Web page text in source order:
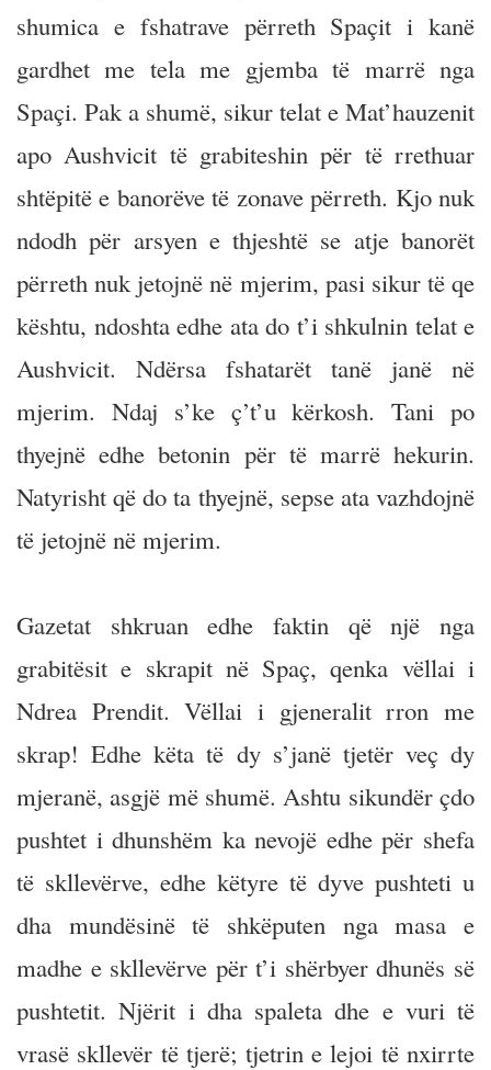
shumica e fshatrave përreth Spaçit i kanë
gardhet me tela me gjemba të marrë nga
Spaçi. Pak a shumë, sikur telat e Mat’hauzenit
apo Aushvicit të grabiteshin për të rrethuar
shtëpitë e banorëve të zonave përreth. Kjo nuk
ndodh për arsyen e thjeshtë se atje banorët
përreth nuk jetojnë në mjerim, pasi sikur të qe
kështu, ndoshta edhe ata do t’i shkulnin telat e
Aushvicit. Ndërsa fshatarët tanë janë në
mjerim. Ndaj s’ke ç’t’u kërkosh. Tani po
thyejnë edhe betonin për të marrë hekurin.
Natyrisht që do ta thyejnë, sepse ata vazhdojnë
të jetojnë në mjerim.
Gazetat shkruan edhe faktin që një nga
grabitësit e skrapit në Spaç, qenka vëllai i
Ndrea Prendit. Vëllai i gjeneralit rron me
skrap! Edhe këta të dy s’janë tjetër veç dy
mjeranë, asgjë më shumë. Ashtu sikundër çdo
pushtet i dhunshëm ka nevojë edhe për shefa
të skllevërve, edhe këtyre të dyve pushteti u
dha mundësinë të shkëputen nga masa e
madhe e skllevërve për t’i shërbyer dhunës së
pushtetit. Njërit i dha spaleta dhe e vuri të
vrasë skllevër të tjerë; tjetrin e lejoi të nxirrte